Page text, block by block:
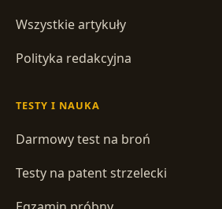
Wszystkie artykuły
Polityka redakcyjna
TESTY I NAUKA
Darmowy test na broń
Testy na patent strzelecki